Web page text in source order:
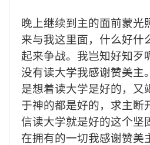
晚上继续到主的面前蒙光
来与我这里面，什么好什
起来争战。我岂知好知歹
没有读大学我感谢赞美主
是想着读大学是好的，又
于神的都是好的，求主断
信读大学就是好的这个坚
在拥有的一切我感谢赞美